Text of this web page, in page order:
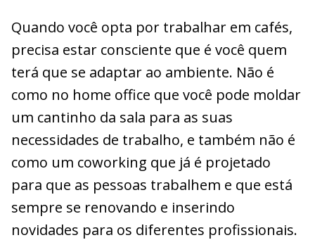
Quando você opta por trabalhar em cafés,
precisa estar consciente que é você quem
terá que se adaptar ao ambiente. Não é
como no home office que você pode moldar
um cantinho da sala para as suas
necessidades de trabalho, e também não é
como um coworking que já é projetado
para que as pessoas trabalhem e que está
sempre se renovando e inserindo
novidades para os diferentes profissionais.